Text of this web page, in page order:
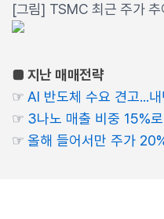
[그림] TSMC 최근 주가 추
■ 지난 매매전략
☞AI 반도체 수요 견고...
☞ 3나노 매출 비중 15%
☞올해 들어서만 주가